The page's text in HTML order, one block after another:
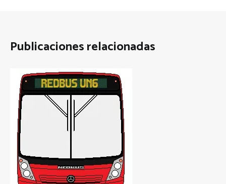
Publicaciones relacionadas